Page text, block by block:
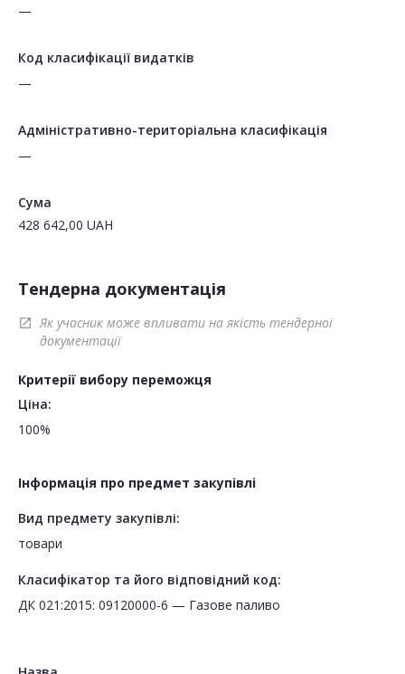
—
Код класифікації видатків
—
Адміністративно-територіальна класифікація
—
Сума
428 642,00 UAH
Тендерна документація
open_in_new
Як учасник може впливати на якість тендерної
документації
Критерії вибору переможця
Ціна:
100%
Інформація про предмет закупівлі
Вид предмету закупівлі:
товари
Класифікатор та його відповідний код:
ДК 021:2015: 09120000-6 — Газове паливо